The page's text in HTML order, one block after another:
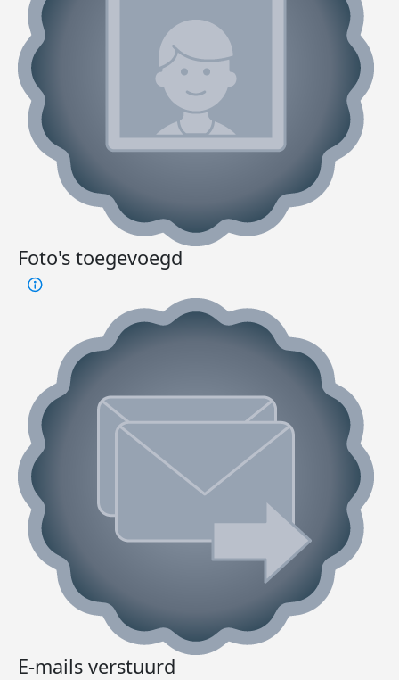
Foto's toegevoegd
E-mails verstuurd